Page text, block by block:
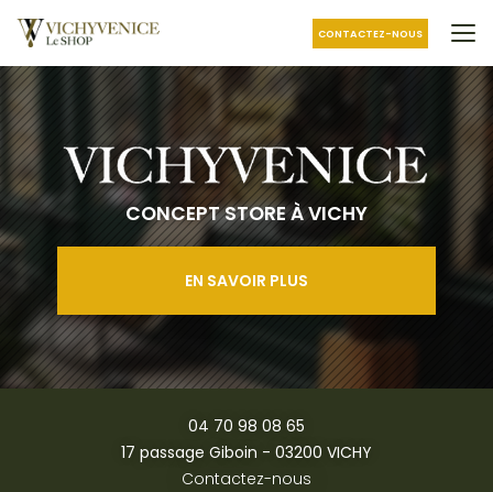
au
contenu
principal
CONTACTEZ-NOUS
CONCEPT STORE À VICHY
EN SAVOIR PLUS
04 70 98 08 65
17 passage Giboin - 03200 VICHY
Contactez-nous